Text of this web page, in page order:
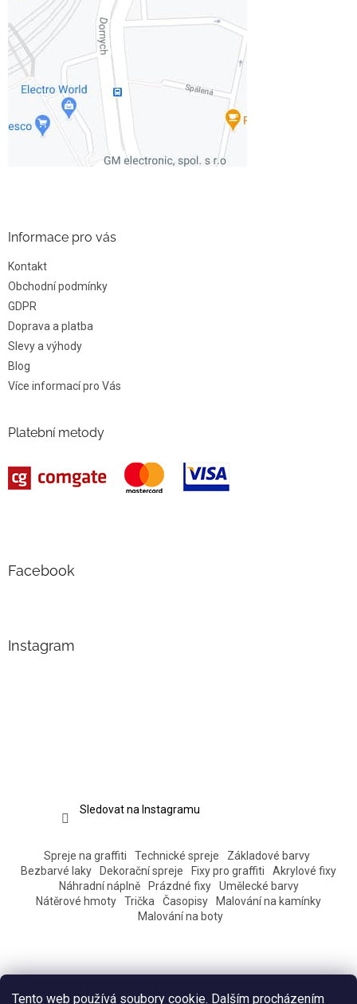
Tento web používá soubory cookie. Dalším procházením
Informace pro vás
Kontakt
Obchodní podmínky
GDPR
Doprava a platba
Slevy a výhody
Blog
Více informací pro Vás
Platební metody
Facebook
Instagram
Sledovat na Instagramu
Spreje na graffiti Technické spreje
Základové barvy
Bezbarvé laky
Dekorační spreje Fixy pro graffiti
Akrylové fixy
Náhradní náplně
Prázdné fixy
Umělecké barvy
Nátěrové hmoty
Trička Časopisy
Malování na kamínky
Malování na boty